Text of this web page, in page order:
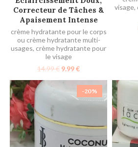
Correcteur de Tâches &
Apaisement Intense
crème hydratante pour le corps
ou crème hydratante multi-
usages, crème hydratante pour
le visage
14.99€ 9.99€
visage,
-20%